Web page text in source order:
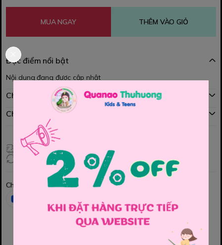
MUA NGAY THÊM VÀO GIỎ
Đặc điểm nổi bật
Nội dung đang được cập nhật
Chính sách mua hàng
Chính sách đổi hàng
Giao hàng toàn quốc
Đổi hàng 3 ngày (HCM), 7 ngày (Tỉnh)
Chia sẻ